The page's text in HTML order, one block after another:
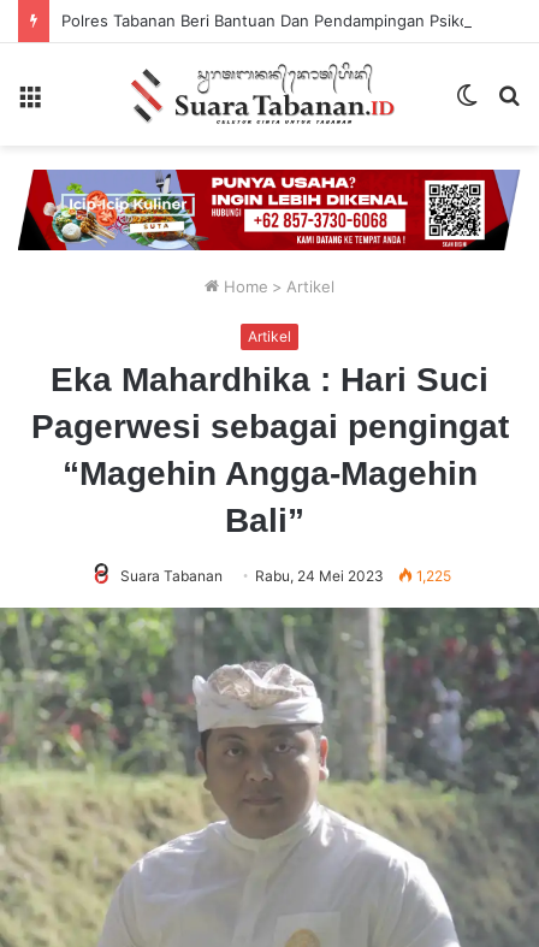
Switch
Home > Artikel
Artikel
Eka Mahardhika : Hari Suci
Pagerwesi sebagai pengingat
“Magehin Angga-Magehin
Bali”
Suara Tabanan Rabu, 24 Mei 2023 1,225